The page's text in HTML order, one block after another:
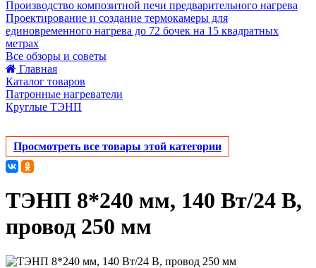
Производство композитной печи предварительного нагрева
Проектирование и создание термокамеры для
единовременного нагрева до 72 бочек на 15 квадратных
метрах
Все обзоры и советы
Главная
Каталог товаров
Патронные нагреватели
Круглые ТЭНП
Просмотреть все товары этой категории
ТЭНП 8*240 мм, 140 Вт/24 В,
провод 250 мм